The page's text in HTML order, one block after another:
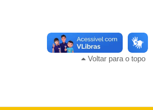
Voltar para o topo